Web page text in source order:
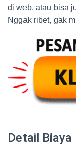
di web, atau bisa
Nggak ribet, gak
Detail